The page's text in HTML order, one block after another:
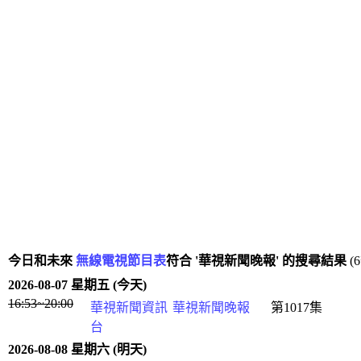
今日和未來 無線電視節目表符合 '華視新聞晚報' 的搜尋結果
2026-08-07 星期五 (今天)
16:53~20:00
華視新聞資訊
台
華視新聞晚報 第1017集
2026-08-08 星期六 (明天)